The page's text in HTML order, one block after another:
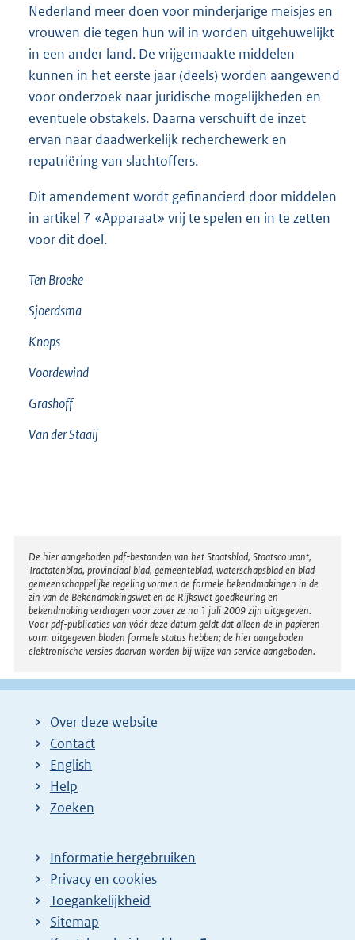
Nederland meer doen voor minderjarige meisjes en
vrouwen die tegen hun wil in worden uitgehuwelijkt
in een ander land. De vrijgemaakte middelen
kunnen in het eerste jaar (deels) worden aangewend
voor onderzoek naar juridische mogelijkheden en
eventuele obstakels. Daarna verschuift de inzet
ervan naar daadwerkelijk recherchewerk en
repatriëring van slachtoffers.
Dit amendement wordt gefinancierd door middelen
in artikel 7 «Apparaat» vrij te spelen en in te zetten
voor dit doel.
Ten Broeke
Sjoerdsma
Knops
Voordewind
Grashoff
Van der Staaij
Disclaimer
De hier aangeboden pdf-bestanden van het Staatsblad, Staatscourant,
Tractatenblad, provinciaal blad, gemeenteblad, waterschapsblad en blad
gemeenschappelijke regeling vormen de formele bekendmakingen in de
zin van de Bekendmakingswet en de Rijkswet goedkeuring en
bekendmaking verdragen voor zover ze na 1 juli 2009 zijn uitgegeven.
Voor pdf-publicaties van vóór deze datum geldt dat alleen de in papieren
vorm uitgegeven bladen formele status hebben; de hier aangeboden
elektronische versies daarvan worden bij wijze van service aangeboden.
Over deze website
Contact
English
Help
Zoeken
Informatie hergebruiken
Privacy en cookies
Toegankelijkheid
Sitemap